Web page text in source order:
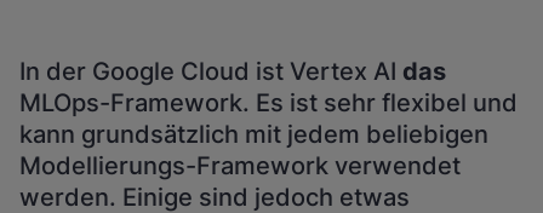
In der Google Cloud ist Vertex AI das
MLOps-Framework. Es ist sehr flexibel und
kann grundsätzlich mit jedem beliebigen
Modellierungs-Framework verwendet
werden. Einige sind jedoch etwas